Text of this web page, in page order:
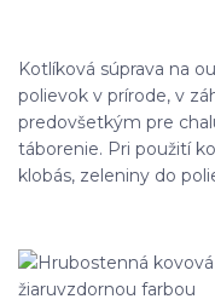
Kotlíková súprava na
polievok v prírode, v
predovšetkým pre
táborenie. Pri použití
klobás, zeleniny do